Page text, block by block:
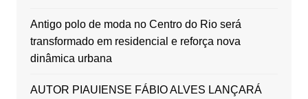
Antigo polo de moda no Centro do Rio será
transformado em residencial e reforça nova
dinâmica urbana
AUTOR PIAUIENSE FÁBIO ALVES LANÇARÁ